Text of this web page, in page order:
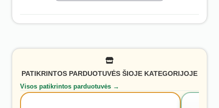
PATIKRINTOS PARDUOTUVĖS ŠIOJE KATEGORIJOJE
Visos patikrintos parduotuvės →